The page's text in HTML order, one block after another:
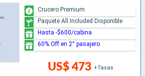
US$ 473 +Tasas
Crucero Premium
Paquete All Included Disponible
Hasta -$600/cabina
60% Off en 2° pasajero